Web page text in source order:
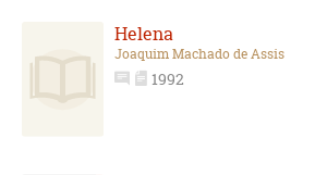
Helena
Joaquim Machado de Assis
1992